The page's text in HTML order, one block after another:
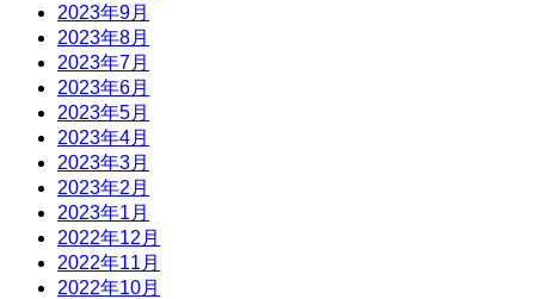
2023年9月
2023年8月
2023年7月
2023年6月
2023年5月
2023年4月
2023年3月
2023年2月
2023年1月
2022年12月
2022年11月
2022年10月